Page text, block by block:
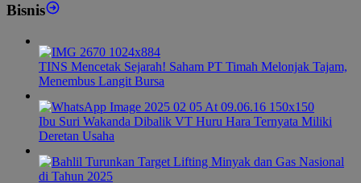
Bisnis
TINS Mencetak Sejarah! Saham PT Timah Melonjak Tajam,
Menembus Langit Bursa
Ibu Suri Wakanda Dibalik VT Huru Hara Ternyata Miliki
Deretan Usaha